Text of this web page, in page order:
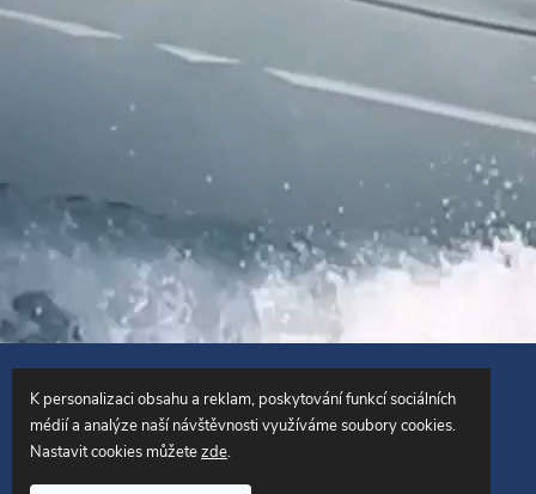
K personalizaci obsahu a reklam, poskytování funkcí sociálních
médií a analýze naší návštěvnosti využíváme soubory cookies.
Nastavit cookies můžetezde.
Vytvořil Shoptet
Copyright 2026SailingCentrum.cz. Všechna práva vyhrazena.